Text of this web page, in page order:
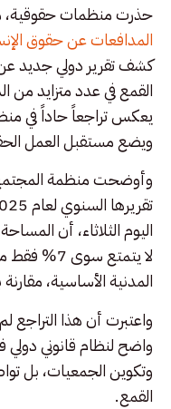
حذرت منظمات حقوقية،
المدافعات عن حقوق
كشف تقرير دولي جديد
القمع في عدد متزايد من
يعكس تراجعاً حاداً في
ويضع مستقبل العمل
اليوم الثلاثاء، أن
لا يتمتع
المدنية الأساسية، مقارنة بـ13% عام
واعتبرت أن هذا التراجع
واضح لنظام قانوني دولي
وتكوين الجمعيات، بل
القمع.